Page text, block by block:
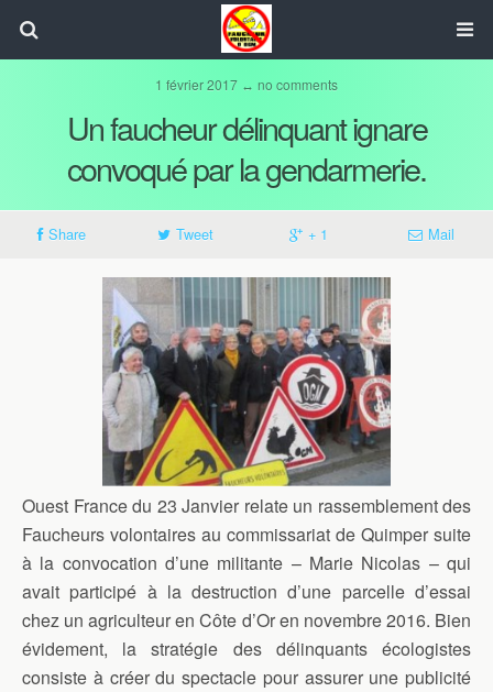
1 février 2017 ↔ no comments
Un faucheur délinquant ignare
convoqué par la gendarmerie.
Share Tweet + 1 Mail
Ouest France du 23 Janvier relate un rassemblement des
Faucheurs volontaires au commissariat de Quimper suite
à la convocation d’une militante – Marie Nicolas – qui
avait participé à la destruction d’une parcelle d’essai
chez un agriculteur en Côte d’Or en novembre 2016. Bien
évidement, la stratégie des délinquants écologistes
consiste à créer du spectacle pour assurer une publicité